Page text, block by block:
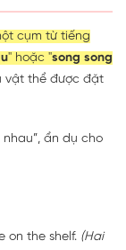
cụm từ tiếng
" hoặc "song song
vật thể được đặt
ẩn dụ cho
on the shelf. (Hai